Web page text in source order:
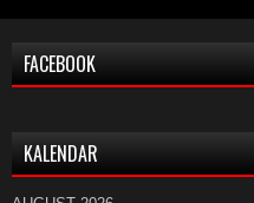
FACEBOOK
KALENDAR